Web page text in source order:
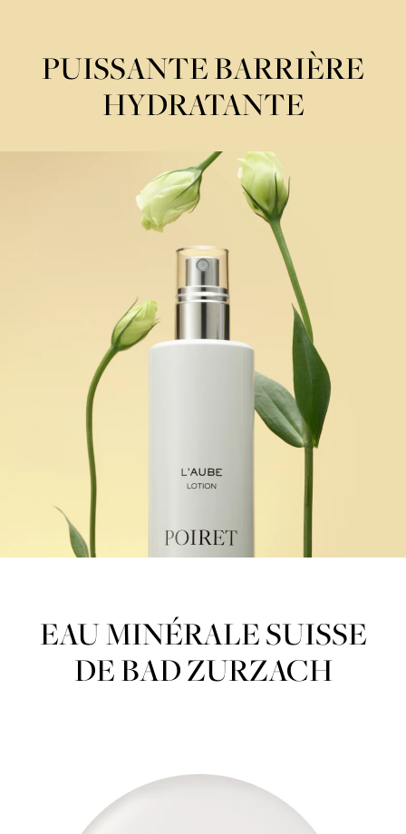
PUISSANTE BARRIÈRE
HYDRATANTE
EAU MINÉRALE SUISSE
DE BAD ZURZACH